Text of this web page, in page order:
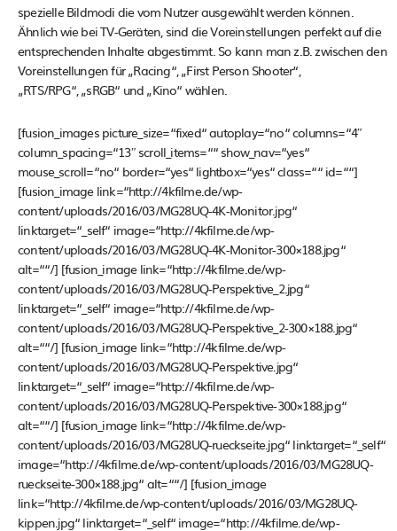
spezielle Bildmodi die vom Nutzer ausgewählt werden können.
Ähnlich wie bei TV-Geräten, sind die Voreinstellungen perfekt auf die
entsprechenden Inhalte abgestimmt. So kann man z.B. zwischen den
Voreinstellungen für „Racing“, „First Person Shooter“,
„RTS/RPG“, „sRGB“ und „Kino“ wählen.
[fusion_images picture_size=“fixed“ autoplay=“no“ columns=“4″
column_spacing=“13″ scroll_items=““ show_nav=“yes“
mouse_scroll=“no“ border=“yes“ lightbox=“yes“ class=““ id=““]
[fusion_image link=“http://4kfilme.de/wp-
content/uploads/2016/03/MG28UQ-4K-Monitor.jpg“
linktarget=“_self“ image=“http://4kfilme.de/wp-
content/uploads/2016/03/MG28UQ-4K-Monitor-300×188.jpg“
alt=““/] [fusion_image link=“http://4kfilme.de/wp-
content/uploads/2016/03/MG28UQ-Perspektive_2.jpg“
linktarget=“_self“ image=“http://4kfilme.de/wp-
content/uploads/2016/03/MG28UQ-Perspektive_2-300×188.jpg“
alt=““/] [fusion_image link=“http://4kfilme.de/wp-
content/uploads/2016/03/MG28UQ-Perspektive.jpg“
linktarget=“_self“ image=“http://4kfilme.de/wp-
content/uploads/2016/03/MG28UQ-Perspektive-300×188.jpg“
alt=““/] [fusion_image link=“http://4kfilme.de/wp-
content/uploads/2016/03/MG28UQ-rueckseite.jpg“ linktarget=“_self“
image=“http://4kfilme.de/wp-content/uploads/2016/03/MG28UQ-
rueckseite-300×188.jpg“ alt=““/] [fusion_image
link=“http://4kfilme.de/wp-content/uploads/2016/03/MG28UQ-
kippen.jpg“ linktarget=“_self“ image=“http://4kfilme.de/wp-